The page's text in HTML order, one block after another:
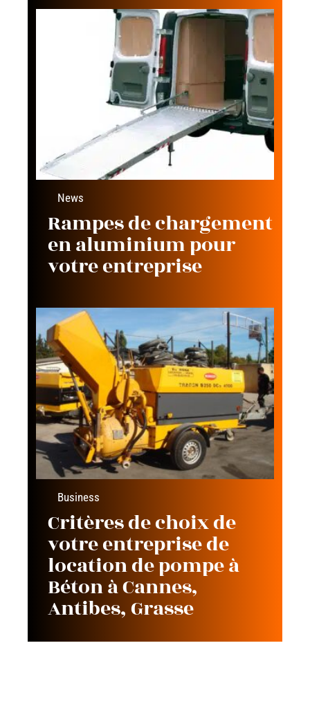
News
Rampes de chargement
en aluminium pour
votre entreprise
Business
Critères de choix de
votre entreprise de
location de pompe à
Béton à Cannes,
Antibes, Grasse